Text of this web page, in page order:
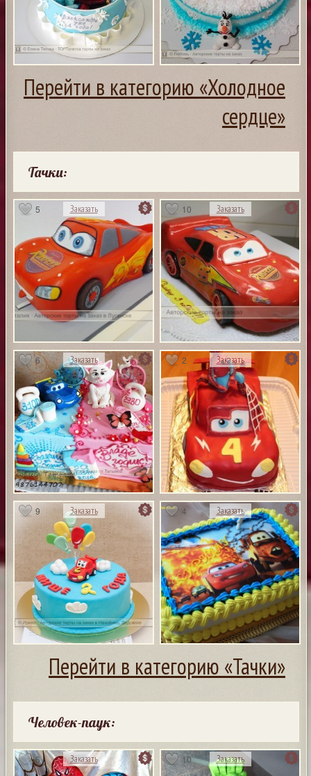
Перейти в категорию «Холодное
сердце»
Тачки:
5 Заказать 10 Заказать
6 Заказать 2 Заказать
9 Заказать 4 Заказать
Перейти в категорию «Тачки»
Человек-паук:
6 Заказать 10 Заказать